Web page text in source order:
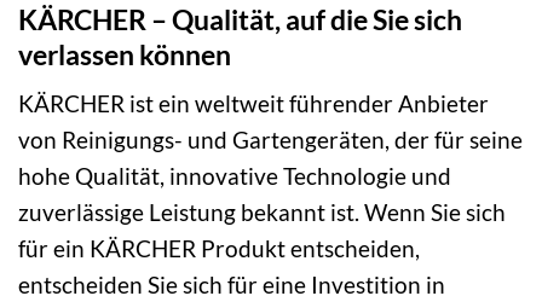
KÄRCHER – Qualität, auf die Sie sich
verlassen können
KÄRCHER ist ein weltweit führender Anbieter
von Reinigungs- und Gartengeräten, der für seine
hohe Qualität, innovative Technologie und
zuverlässige Leistung bekannt ist. Wenn Sie sich
für ein KÄRCHER Produkt entscheiden,
entscheiden Sie sich für eine Investition in